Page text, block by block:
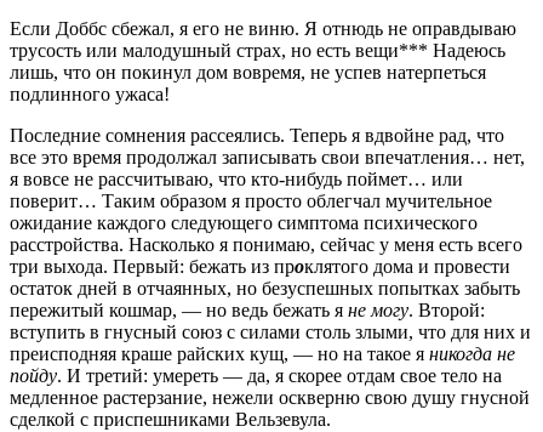
Если Доббс сбежал, я его не виню. Я отнюдь не оправдываю
трусость или малодушный страх, но есть вещи*** Надеюсь
лишь, что он покинул дом вовремя, не успев натерпеться
подлинного ужаса!
Последние сомнения рассеялись. Теперь я вдвойне рад, что
все это время продолжал записывать свои впечатления… нет,
я вовсе не рассчитываю, что кто-нибудь поймет… или
поверит… Таким образом я просто облегчал мучительное
ожидание каждого следующего симптома психического
расстройства. Насколько я понимаю, сейчас у меня есть всего
три выхода. Первый: бежать из проклятого дома и провести
остаток дней в отчаянных, но безуспешных попытках забыть
пережитый кошмар, — но ведь бежать я не могу. Второй:
вступить в гнусный союз с силами столь злыми, что для них и
преисподняя краше райских кущ, — но на такое я никогда не
пойду. И третий: умереть — да, я скорее отдам свое тело на
медленное растерзание, нежели оскверню свою душу гнусной
сделкой с приспешниками Вельзевула.